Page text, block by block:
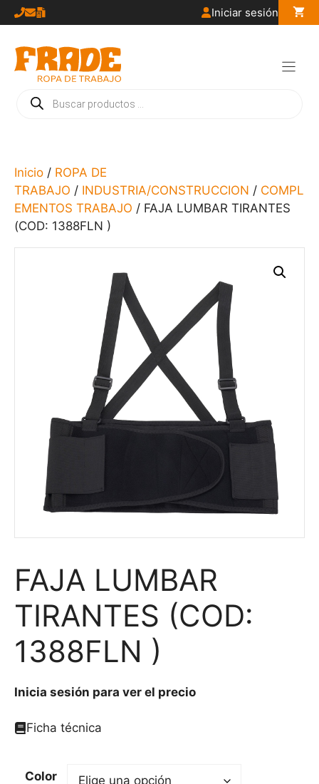
Saltar
al
contenido
Iniciar sesión
Búsqueda
de
Inicio / ROPA DE
TRABAJO / INDUSTRIA/CONSTRUCCION / COMPL
EMENTOS TRABAJO / FAJA LUMBAR TIRANTES
(COD: 1388FLN )
FAJA LUMBAR
TIRANTES (COD:
1388FLN )
Inicia sesión para ver el precio
Ficha técnica
Color